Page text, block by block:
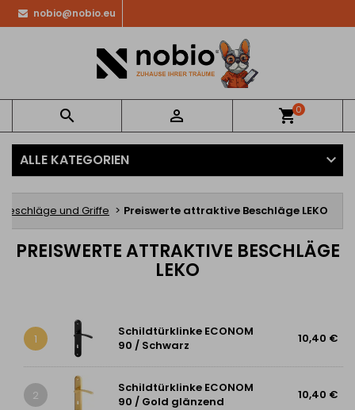
nobio@nobio.eu
  shopping_cart0
ALLE KATEGORIEN
und Griffe Preiswerte attraktive Beschläge LEKO
PREISWERTE ATTRAKTIVE BESCHLÄGE
LEKO
1
Schildtürklinke ECONOM
90 / Schwarz
10,40 €
2
Schildtürklinke ECONOM
90 / Gold glänzend
10,40 €